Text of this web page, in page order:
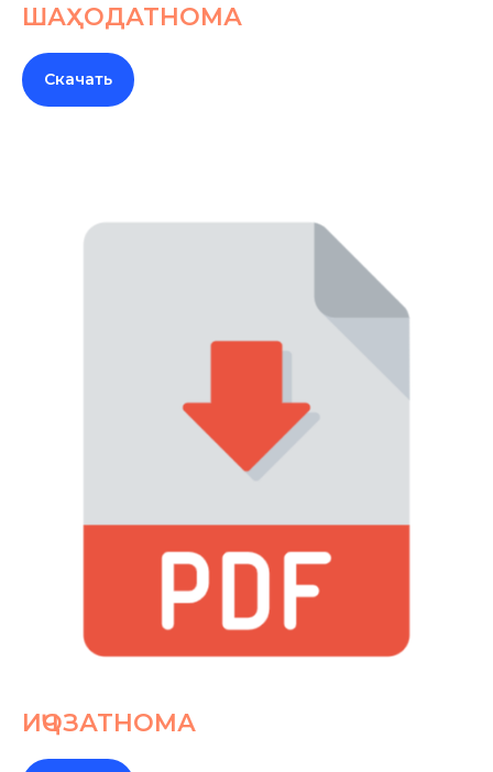
ШАҲОДАТНОМА
Скачать
ИҶОЗАТНОМА